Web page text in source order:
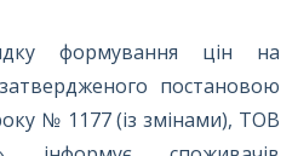
формування цін на
постановою
№ 1177 (із змінами), ТОВ